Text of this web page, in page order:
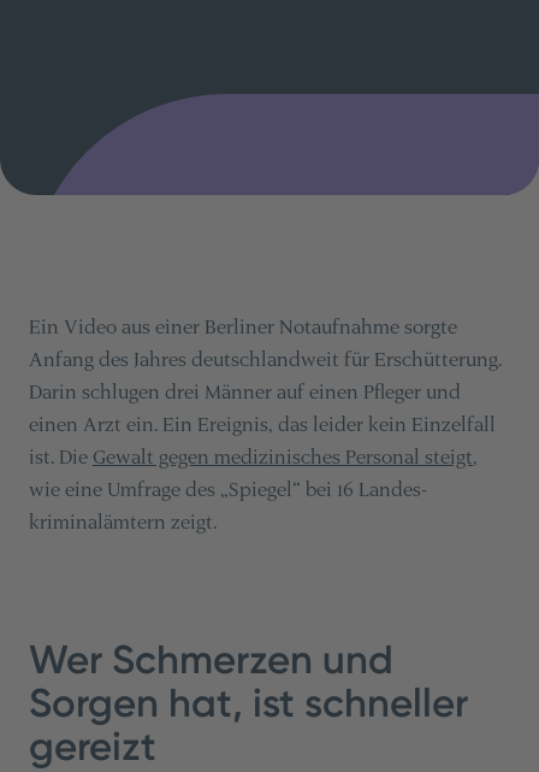
Ein Video aus einer Berliner Notaufnahme sorgte
Anfang des Jahres deutschlandweit für Erschütterung.
Darin schlugen drei Männer auf einen Pfleger und
einen Arzt ein. Ein Ereignis, das leider kein Einzelfall
ist. Die Gewalt gegen medizinisches Personal steigt,
wie eine Umfrage des „Spiegel“ bei 16 Landes­
kriminalämtern zeigt.
Wer Schmerzen und
Sorgen hat, ist schneller
gereizt